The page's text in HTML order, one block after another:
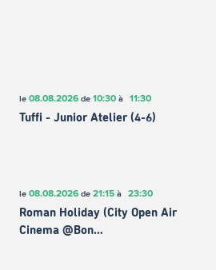
le 08.08.2026de 10:30à 11:30
Tuffi - Junior Atelier (4-6)
le 08.08.2026de 21:15à 23:30
Roman Holiday (City Open Air
Cinema @Bon…